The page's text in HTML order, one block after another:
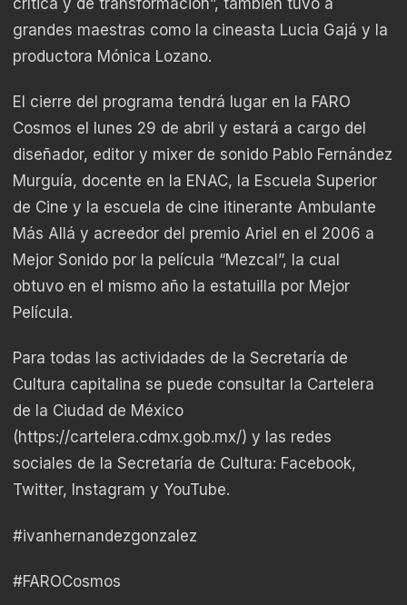
grandes maestras como la cineasta Lucia Gajá y la
productora Mónica Lozano.
El cierre del programa tendrá lugar en la FARO
Cosmos el lunes 29 de abril y estará a cargo del
diseñador, editor y mixer de sonido Pablo Fernández
Murguía, docente en la ENAC, la Escuela Superior
de Cine y la escuela de cine itinerante Ambulante
Más Allá y acreedor del premio Ariel en el 2006 a
Mejor Sonido por la película “Mezcal”, la cual
obtuvo en el mismo año la estatuilla por Mejor
Película.
Para todas las actividades de la Secretaría de
Cultura capitalina se puede consultar la Cartelera
de la Ciudad de México
(https://cartelera.cdmx.gob.mx/) y las redes
sociales de la Secretaría de Cultura: Facebook,
Twitter, Instagram y YouTube.
#ivanhernandezgonzalez
#FAROCosmos